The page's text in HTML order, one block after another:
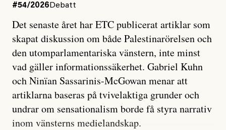
#54/2026 Debatt
Det senaste året har ETC publicerat artiklar som
skapat diskussion om både Palestinarörelsen och
den utomparlamentariska vänstern, inte minst
vad gäller informationssäkerhet. Gabriel Kuhn
och Ninïan Sassarinis-McGowan menar att
artiklarna baseras på tvivelaktiga grunder och
undrar om sensationalism borde få styra narrativ
inom vänsterns medielandskap.